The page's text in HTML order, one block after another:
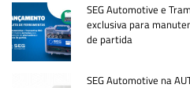
SEG Automotive e
exclusiva para
de partida
SEG Automotive na